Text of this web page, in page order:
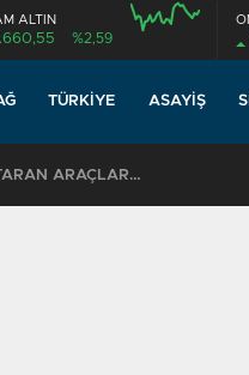
ALTIN
%2,59
TÜRKIYE ASAYIŞ
TEKİRDAĞ SAHİLLERİNDE YENİ NESİL İNSANSIZ CANKURTARAN ARAÇLARI GÖREVDE